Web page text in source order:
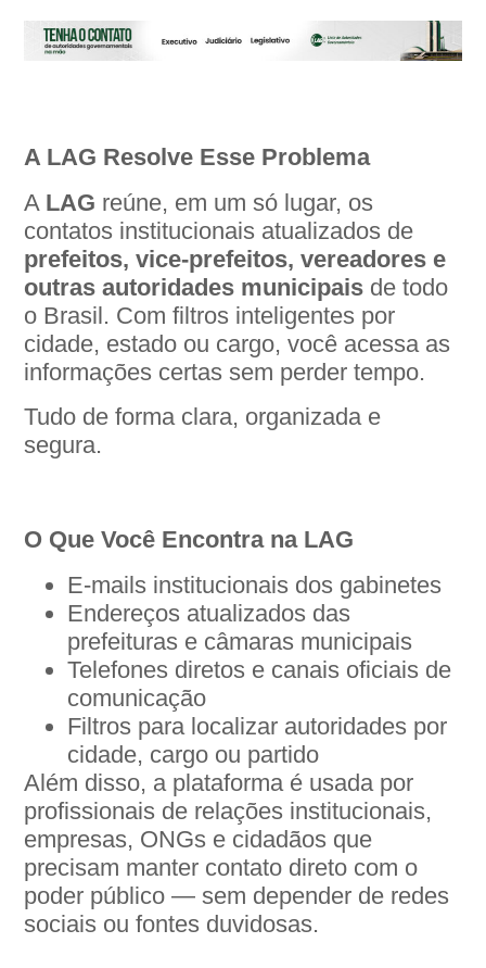
A LAG Resolve Esse Problema
A LAG reúne, em um só lugar, os
contatos institucionais atualizados de
prefeitos, vice-prefeitos, vereadores e
outras autoridades municipais de todo
o Brasil. Com filtros inteligentes por
cidade, estado ou cargo, você acessa as
informações certas sem perder tempo.
Tudo de forma clara, organizada e
segura.
O Que Você Encontra na LAG
E-mails institucionais dos gabinetes
Endereços atualizados das
prefeituras e câmaras municipais
Telefones diretos e canais oficiais de
comunicação
Filtros para localizar autoridades por
cidade, cargo ou partido
Além disso, a plataforma é usada por
profissionais de relações institucionais,
empresas, ONGs e cidadãos que
precisam manter contato direto com o
poder público — sem depender de redes
sociais ou fontes duvidosas.